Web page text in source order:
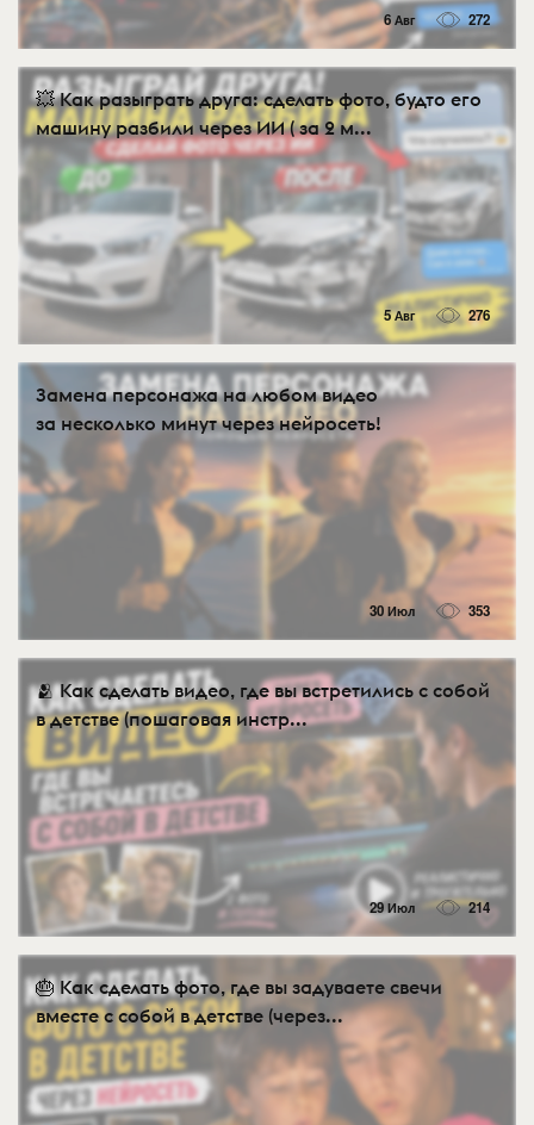
6 Авг 272
💥 Как разыграть друга: сделать фото, будто его
машину разбили через ИИ ( за 2 м...
5 Авг 276
Замена персонажа на любом видео
за несколько минут через нейросеть!
30 Июл 353
🫂 Как сделать видео, где вы встретились с собой
в детстве (пошаговая инстр...
29 Июл 214
🎂 Как сделать фото, где вы задуваете свечи
вместе с собой в детстве (через...